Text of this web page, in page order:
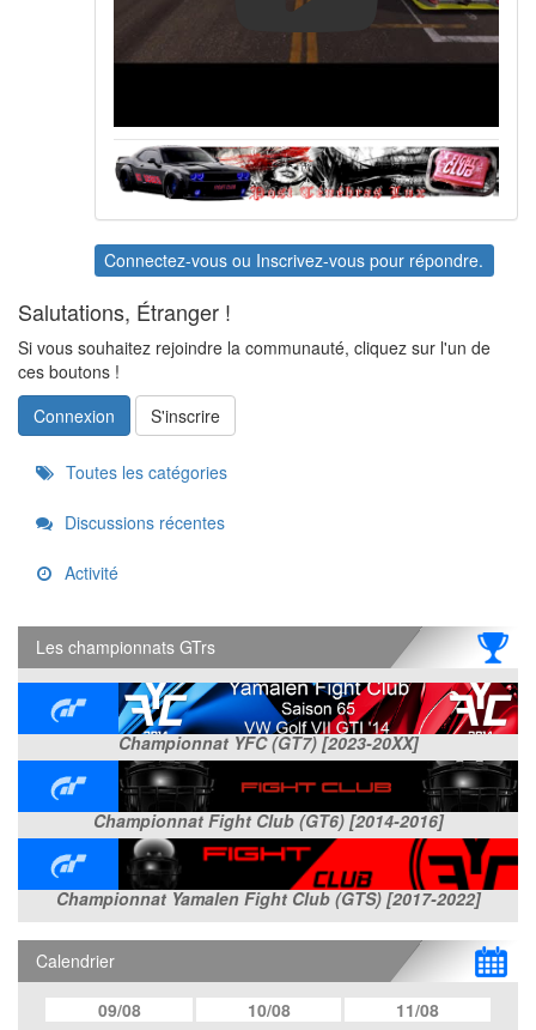
Connectez-vous ou Inscrivez-vous pour répondre.
Salutations, Étranger !
Si vous souhaitez rejoindre la communauté, cliquez sur l'un de
ces boutons !
Connexion
S'inscrire
Quick
Links
Toutes les catégories
Discussions récentes
Activité
Les championnats GTrs
Championnat YFC (GT7) [2023-20XX]
Championnat Fight Club (GT6) [2014-2016]
Championnat Yamalen Fight Club (GTS) [2017-2022]
Calendrier
09/08 10/08 11/08